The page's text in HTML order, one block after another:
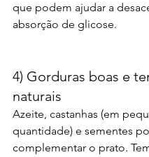
que podem ajudar a
absorção de glicose.
4) Gorduras boas e
naturais
Azeite, castanhas (em
quantidade) e sementes
complementar o prato.